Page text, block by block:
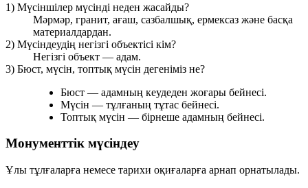
1) Мүсіншілер мүсінді неден жасайды?
Мәрмәр, гранит, ағаш, сазбалшық, ермексаз және басқа
материалдардан.
2) Мүсіндеудің негізгі объектісі кім?
Негізгі объект — адам.
3) Бюст, мүсін, топтық мүсін дегеніміз не?
Бюст — адамның кеудеден жоғары бейнесі.
Мүсін — тұлғаның тұтас бейнесі.
Топтық мүсін — бірнеше адамның бейнесі.
Монументтік мүсіндеу
Ұлы тұлғаларға немесе тарихи оқиғаларға арнап орнатылады.